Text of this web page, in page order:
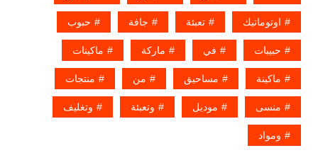
اوتوماتيك تعبئة جافة حبوب
حبيبات في ماركة ماكينات
ماكينة مساحيق من منتجات
منسى موديل وتعبئة وتغليف
ومواد